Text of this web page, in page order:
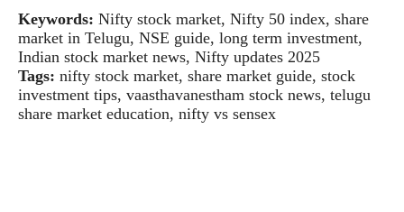
Keywords: Nifty stock market, Nifty 50 index, share
market in Telugu, NSE guide, long term investment,
Indian stock market news, Nifty updates 2025
Tags: nifty stock market, share market guide, stock
investment tips, vaasthavanestham stock news, telugu
share market education, nifty vs sensex